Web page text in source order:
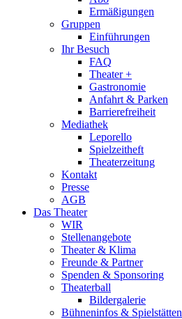
Ermäßigungen
Gruppen
Einführungen
Ihr Besuch
FAQ
Theater +
Gastronomie
Anfahrt & Parken
Barrierefreiheit
Mediathek
Leporello
Spielzeitheft
Theaterzeitung
Kontakt
Presse
AGB
Das Theater
WIR
Stellenangebote
Theater & Klima
Freunde & Partner
Spenden & Sponsoring
Theaterball
Bildergalerie
Bühneninfos & Spielstätten